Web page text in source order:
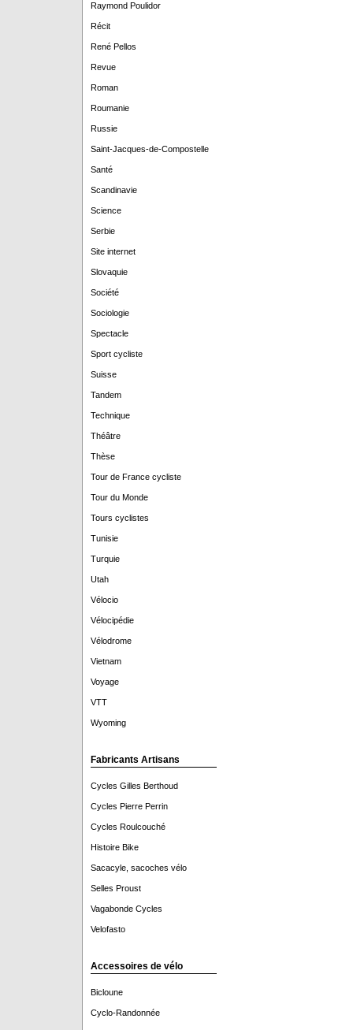
Raymond Poulidor
Récit
René Pellos
Revue
Roman
Roumanie
Russie
Saint-Jacques-de-Compostelle
Santé
Scandinavie
Science
Serbie
Site internet
Slovaquie
Société
Sociologie
Spectacle
Sport cycliste
Suisse
Tandem
Technique
Théâtre
Thèse
Tour de France cycliste
Tour du Monde
Tours cyclistes
Tunisie
Turquie
Utah
Vélocio
Vélocipédie
Vélodrome
Vietnam
Voyage
VTT
Wyoming
Fabricants Artisans
Cycles Gilles Berthoud
Cycles Pierre Perrin
Cycles Roulcouché
Histoire Bike
Sacacyle, sacoches vélo
Selles Proust
Vagabonde Cycles
Velofasto
Accessoires de vélo
Bicloune
Cyclo-Randonnée